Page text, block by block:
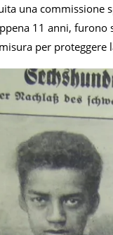
una commissione
11 anni,
per proteggere